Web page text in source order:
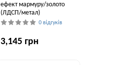
ефект мармуру/золото
(ЛДСП/метал)
0 відгуків
3,145 грн